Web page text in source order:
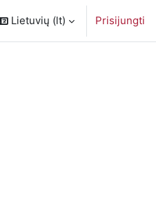
Lietuvių ‎(lt)‎ Prisijungti